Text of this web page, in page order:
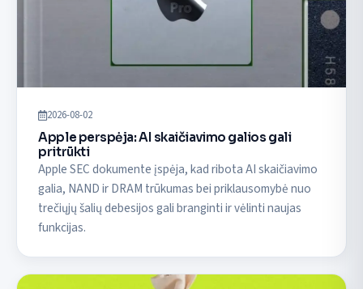
2026-08-02
Apple perspėja: AI skaičiavimo galios gali
pritrūkti
Apple SEC dokumente įspėja, kad ribota AI skaičiavimo
galia, NAND ir DRAM trūkumas bei priklausomybė nuo
trečiųjų šalių debesijos gali branginti ir vėlinti naujas
funkcijas.